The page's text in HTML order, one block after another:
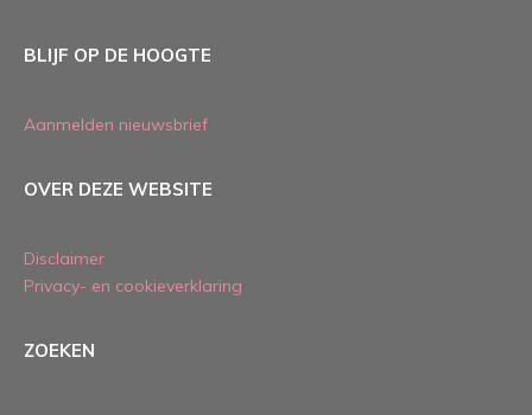
BLIJF OP DE HOOGTE
Aanmelden nieuwsbrief
OVER DEZE WEBSITE
Disclaimer
Privacy- en cookieverklaring
ZOEKEN